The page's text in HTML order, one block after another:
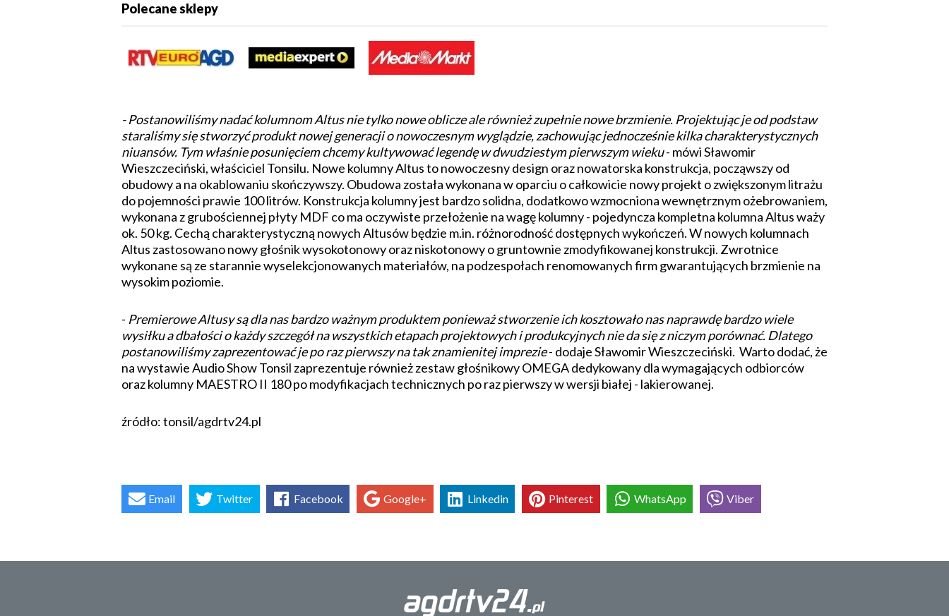
Polecane sklepy
- Postanowiliśmy nadać kolumnom Altus nie tylko nowe oblicze ale również zupełnie nowe brzmienie. Projektując je od podstaw
staraliśmy się stworzyć produkt nowej generacji o nowoczesnym wyglądzie, zachowując jednocześnie kilka charakterystycznych
niuansów. Tym właśnie posunięciem chcemy kultywować legendę w dwudziestym pierwszym wieku- mówi Sławomir
Wieszczeciński, właściciel Tonsilu. Nowe kolumny Altus to nowoczesny design oraz nowatorska konstrukcja, począwszy od
obudowy a na okablowaniu skończywszy. Obudowa została wykonana w oparciu o całkowicie nowy projekt o zwiększonym litrażu
do pojemności prawie 100 litrów. Konstrukcja kolumny jest bardzo solidna, dodatkowo wzmocniona wewnętrznym ożebrowaniem,
wykonana z grubościennej płyty MDF co ma oczywiste przełożenie na wagę kolumny - pojedyncza kompletna kolumna Altus waży
ok. 50 kg. Cechą charakterystyczną nowych Altusów będzie m.in. różnorodność dostępnych wykończeń. W nowych kolumnach
Altus zastosowano nowy głośnik wysokotonowy oraz niskotonowy o gruntownie zmodyfikowanej konstrukcji. Zwrotnice
wykonane są ze starannie wyselekcjonowanych materiałów, na podzespołach renomowanych firm gwarantujących brzmienie na
wysokim poziomie.
- Premierowe Altusy są dla nas bardzo ważnym produktem ponieważ stworzenie ich kosztowało nas naprawdę bardzo wiele
wysiłku a dbałości o każdy szczegół na wszystkich etapach projektowych i produkcyjnych nie da się z niczym porównać. Dlatego
postanowiliśmy zaprezentować je po raz pierwszy na tak znamienitej imprezie- dodaje Sławomir Wieszczeciński. Warto dodać, że
na wystawie Audio Show Tonsil zaprezentuje również zestaw głośnikowy OMEGA dedykowany dla wymagających odbiorców
oraz kolumny MAESTRO II 180 po modyfikacjach technicznych po raz pierwszy w wersji białej - lakierowanej.
źródło: tonsil/agdrtv24.pl
Email Twitter Facebook Google+ Linkedin Pinterest WhatsApp Viber